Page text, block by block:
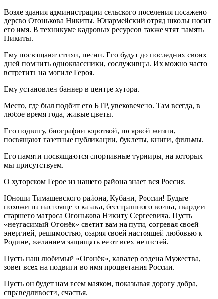
Возле здания администрации сельского поселения посажено
дерево Огонькова Никиты. Юнармейский отряд школы носит
его имя. В техникуме кадровых ресурсов также чтят память
Никиты.
Ему посвящают стихи, песни. Его будут до последних своих
дней помнить одноклассники, сослуживцы. Их можно часто
встретить на могиле Героя.
Ему установлен баннер в центре хутора.
Место, где был подбит его БТР, увековечено. Там всегда, в
любое время года, живые цветы.
Его подвигу, биографии короткой, но яркой жизни,
посвящают газетные публикации, буклеты, книги, фильмы.
Его памяти посвящаются спортивные турниры, на которых
мы присутствуем.
О хуторском Герое из нашего района знает вся Россия.
Юноши Тимашевского района, Кубани, России! Будьте
похожи на настоящего казака, бесстрашного воина, гвардии
старшего матроса Огонькова Никиту Сергеевича. Пусть
«неугасимый Огонёк» светит вам на пути, согревая своей
энергией, решимостью, озаряя своей настоящей любовью к
Родине, желанием защищать ее от всех нечистей.
Пусть наш любимый «Огонёк», кавалер ордена Мужества,
зовет всех на подвиги во имя процветания России.
Пусть он будет нам всем маяком, показывая дорогу добра,
справедливости, счастья.